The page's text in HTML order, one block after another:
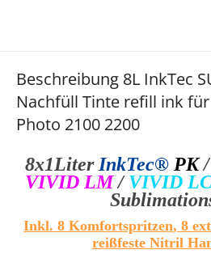
Beschreibung 8L InkTec
Nachfüll Tinte refill ink
Photo 2100 2200
8x1Liter InkTec® PK/
VIVID LM/VIVID
Inkl. 8 Komfortspritzen, 8
reißfeste Nitril